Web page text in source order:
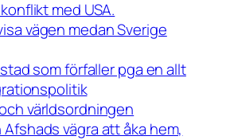
med USA.
vägen medan Sverige
som förfaller pga en allt
världsordningen
Afshads vägra att åka hem,